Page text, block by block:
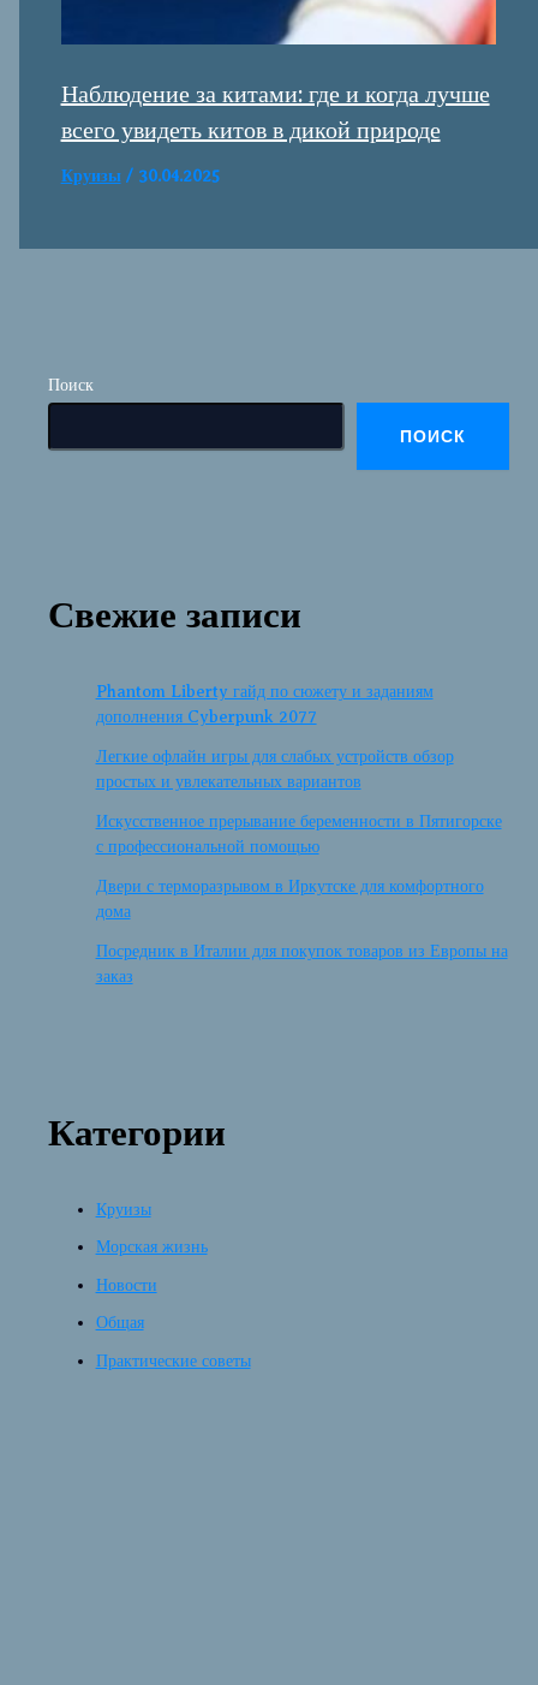
Поиск
ПОИСК
Свежие записи
Phantom Liberty гайд по сюжету и заданиям
дополнения Cyberpunk 2077
Легкие офлайн игры для слабых устройств обзор
простых и увлекательных вариантов
Искусственное прерывание беременности в Пятигорске
с профессиональной помощью
Двери с терморазрывом в Иркутске для комфортного
дома
Посредник в Италии для покупок товаров из Европы на
заказ
Категории
Круизы
Морская жизнь
Новости
Общая
Практические советы
Наблюдение за китами: где и когда лучше
всего увидеть китов в дикой природе
Круизы/ 30.04.2025